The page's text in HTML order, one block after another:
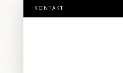
KONTAKT